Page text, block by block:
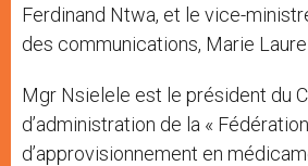
Ferdinand Ntwa, et le vice-
des communications, Marie Laure
Mgr Nsielele est le président du
d’administration de la «
d’approvisionnement en